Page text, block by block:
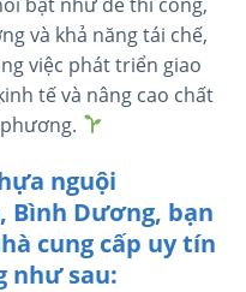
và khả năng tái chế,
việc phát triển giao
tế và nâng cao chất
nguội
Bình Dương, bạn
cung cấp uy tín
như sau: